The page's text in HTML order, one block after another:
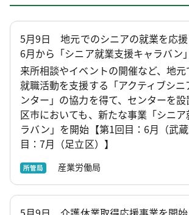
5月9日 地元でのシニアの就業を応援
6月から「シニア就業支援キャラバン
来所相談やイベントの開催など、地
就職活動を支援する「アクティブシニ
ンター」の協力を得て、センターを
区市においても、新たな事業「シニ
ラバン」を開始【第1回目：6月（武
目：7月（足立区）】
所管局 産業労働局